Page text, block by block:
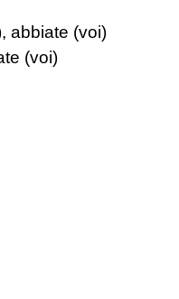
abbiate (voi)
(voi)